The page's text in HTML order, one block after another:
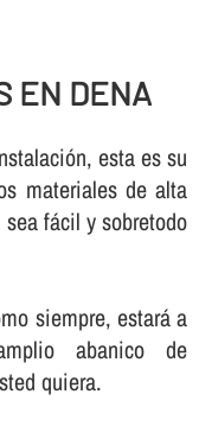
EN DENA
esta es su
materiales de alta
fácil y sobretodo
siempre, estará a
abanico de
quiera.